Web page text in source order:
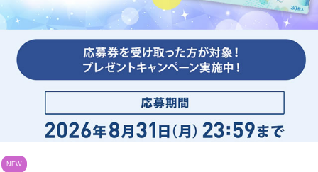
NEW